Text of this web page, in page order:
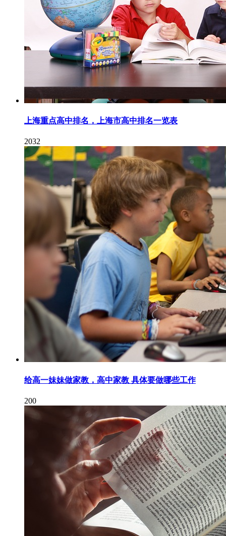
上海重点高中排名，上海市高中排名一览表
2032
给高一妹妹做家教，高中家教 具体要做哪些工作
200